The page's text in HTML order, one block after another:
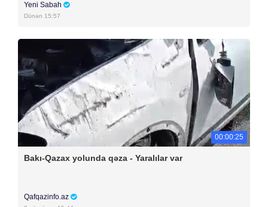
Yeni Sabah
Dünən 15:57
00:00:25
Bakı-Qazax yolunda qəza - Yaralılar var
Qafqazinfo.az